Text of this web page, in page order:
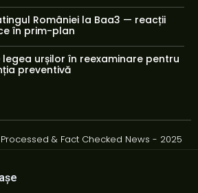
României la Baa3 — reacții
în prim-plan
urșilor în reexaminare pentru
preventivă
& Fact Checked News - 2025